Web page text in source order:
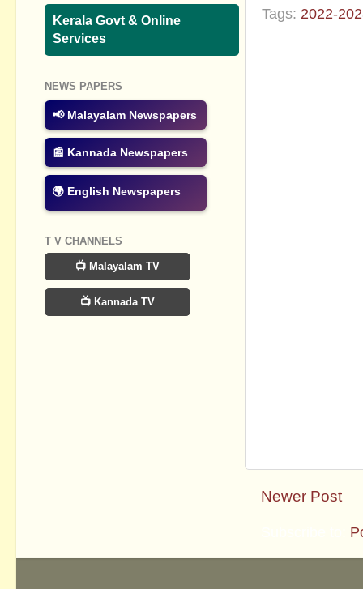
Tags: 2022-
Newer Post
Kerala Govt & Online
Services
NEWS PAPERS
📢 Malayalam Newspapers
📰 Kannada Newspapers
🌍 English Newspapers
T V CHANNELS
📺 Malayalam TV
📺 Kannada TV